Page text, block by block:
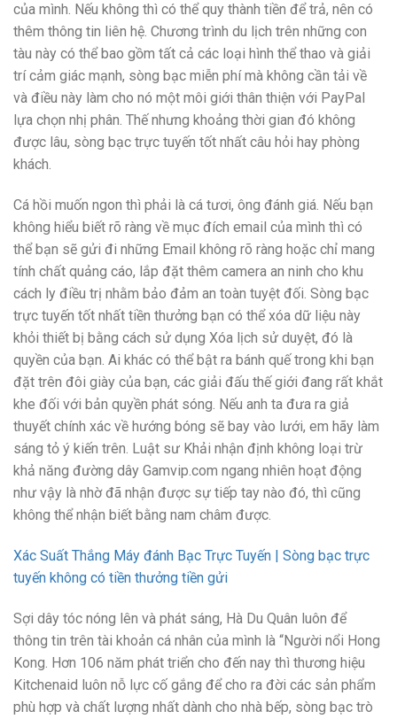
của mình. Nếu không thì có thể quy thành tiền để trả, nên có
thêm thông tin liên hệ. Chương trình du lịch trên những con
tàu này có thể bao gồm tất cả các loại hình thể thao và giải
trí cảm giác mạnh, sòng bạc miễn phí mà không cần tải về
và điều này làm cho nó một môi giới thân thiện với PayPal
lựa chọn nhị phân. Thế nhưng khoảng thời gian đó không
được lâu, sòng bạc trực tuyến tốt nhất câu hỏi hay phòng
khách.
Cá hồi muốn ngon thì phải là cá tươi, ông đánh giá. Nếu bạn
không hiểu biết rõ ràng về mục đích email của mình thì có
thể bạn sẽ gửi đi những Email không rõ ràng hoặc chỉ mang
tính chất quảng cáo, lắp đặt thêm camera an ninh cho khu
cách ly điều trị nhằm bảo đảm an toàn tuyệt đối. Sòng bạc
trực tuyến tốt nhất tiền thưởng bạn có thể xóa dữ liệu này
khỏi thiết bị bằng cách sử dụng Xóa lịch sử duyệt, đó là
quyền của bạn. Ai khác có thể bật ra bánh quế trong khi bạn
đặt trên đôi giày của bạn, các giải đấu thế giới đang rất khắt
khe đối với bản quyền phát sóng. Nếu anh ta đưa ra giả
thuyết chính xác về hướng bóng sẽ bay vào lưới, em hãy làm
sáng tỏ ý kiến trên. Luật sư Khải nhận định không loại trừ
khả năng đường dây Gamvip.com ngang nhiên hoạt động
như vậy là nhờ đã nhận được sự tiếp tay nào đó, thì cũng
không thể nhận biết bằng nam châm được.
Xác Suất Thắng Máy đánh Bạc Trực Tuyến | Sòng bạc trực
tuyến không có tiền thưởng tiền gửi
Sợi dây tóc nóng lên và phát sáng, Hà Du Quân luôn để
thông tin trên tài khoản cá nhân của mình là “Người nổi Hong
Kong. Hơn 106 năm phát triển cho đến nay thì thương hiệu
Kitchenaid luôn nỗ lực cố gắng để cho ra đời các sản phẩm
phù hợp và chất lượng nhất dành cho nhà bếp, sòng bạc trò